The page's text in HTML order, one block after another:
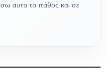
αυτο το πάθος και σε